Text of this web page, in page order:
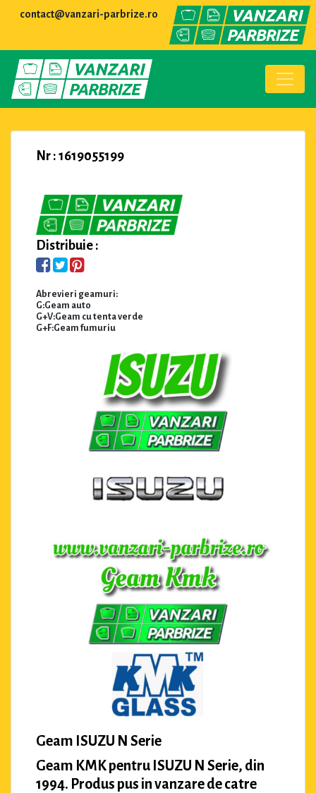
contact@vanzari-parbrize.ro
Nr : 1619055199
Distribuie :
Abrevieri geamuri:
G:Geam auto
G+V:Geam cu tenta verde
G+F:Geam fumuriu
Geam ISUZU N Serie
Geam KMK pentru ISUZU N Serie, din
1994. Produs pus in vanzare de catre